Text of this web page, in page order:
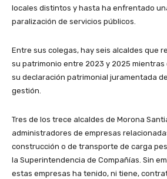
locales distintos y hasta ha enfrentado
paralización de servicios públicos.
Entre sus colegas, hay seis alcaldes que
su patrimonio entre 2023 y 2025
su declaración patrimonial juramentada
gestión.
Tres de los trece alcaldes de Morona
administradores de empresas
construcción o de transporte de carga
la Superintendencia de Compañías. Sin
estas empresas ha tenido, ni tiene,